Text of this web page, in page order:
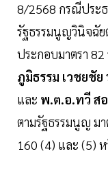
8/2568 กรณีประธ
รัฐธรรมนูญวินิจฉัย
ประกอบมาตรา 82
ภูมิธรรม เวชยชัย
และ พ.ต.อ.ทวี ส
ตามรัฐธรรมนูญ ม
160 (4) และ (5)